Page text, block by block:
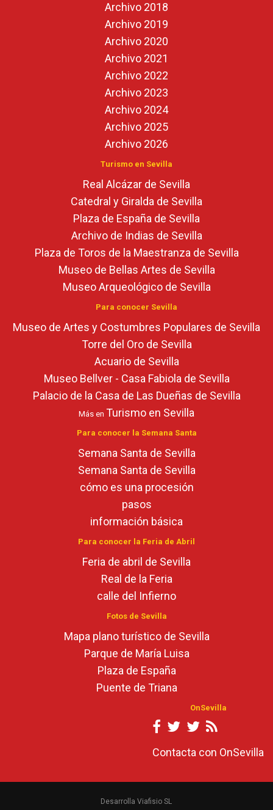
Archivo 2018
Archivo 2019
Archivo 2020
Archivo 2021
Archivo 2022
Archivo 2023
Archivo 2024
Archivo 2025
Archivo 2026
Turismo en Sevilla
Real Alcázar de Sevilla
Catedral y Giralda de Sevilla
Plaza de España de Sevilla
Archivo de Indias de Sevilla
Plaza de Toros de la Maestranza de Sevilla
Museo de Bellas Artes de Sevilla
Museo Arqueológico de Sevilla
Para conocer Sevilla
Museo de Artes y Costumbres Populares de Sevilla
Torre del Oro de Sevilla
Acuario de Sevilla
Museo Bellver - Casa Fabiola de Sevilla
Palacio de la Casa de Las Dueñas de Sevilla
Más en Turismo en Sevilla
Para conocer la Semana Santa
Semana Santa de Sevilla
Semana Santa de Sevilla
cómo es una procesión
pasos
información básica
Para conocer la Feria de Abril
Feria de abril de Sevilla
Real de la Feria
calle del Infierno
Fotos de Sevilla
Mapa plano turístico de Sevilla
Parque de María Luisa
Plaza de España
Puente de Triana
OnSevilla
Contacta con OnSevilla
Desarrolla Viafisio SL